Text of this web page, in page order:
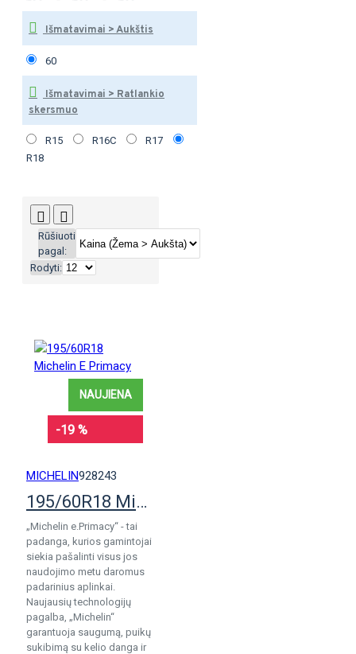
Išmatavimai > Aukštis
60
Išmatavimai > Ratlankio
skersmuo
R15 R16C
R17
R18
Rūšiuoti
pagal:
Rodyti:
NAUJIENA
-19 %
MICHELIN928243
195/60R18 Michelin E Primacy
„Michelin e.Primacy“ - tai
padanga, kurios gamintojai
siekia pašalinti visus jos
naudojimo metu daromus
padarinius aplinkai.
Naujausių technologijų
pagalba, „Michelin“
garantuoja saugumą, puikų
sukibimą su kelio danga ir